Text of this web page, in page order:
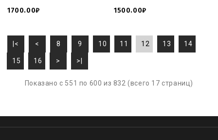
1700.00₽ 1500.00₽
|< < 8 9 10 11 12 13 14
15 16 > >|
Показано с 551 по 600 из 832 (всего 17 страниц)